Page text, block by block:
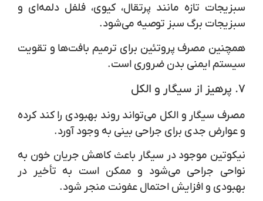
سبزیجات تازه مانند پرتقال، کیوی، فلفل دلمه‌ای و
سبزیجات برگ سبز توصیه می‌شود.
همچنین مصرف پروتئین برای ترمیم بافت‌ها و تقویت
سیستم ایمنی بدن ضروری است.
۷. پرهیز از سیگار و الکل
مصرف سیگار و الکل می‌تواند روند بهبودی را کند کرده
و عوارض جدی برای جراحی بینی به وجود آورد.
نیکوتین موجود در سیگار باعث کاهش جریان خون به
نواحی جراحی می‌شود و ممکن است به تأخیر در
بهبودی و افزایش احتمال عفونت منجر شود.